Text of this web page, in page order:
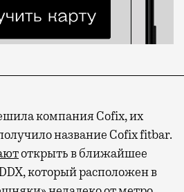
компания Cofix, их
название Cofix fitbar.
открыть в ближайшее
который расположен в